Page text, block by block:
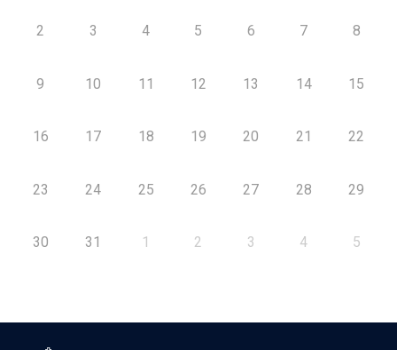
2 3 4 5 6 7 8
9 10 11 12 13 14 15
16 17 18 19 20 21 22
23 24 25 26 27 28 29
30 31 1 2 3 4 5